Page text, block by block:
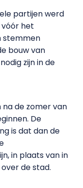
partijen werd
het
stemmen
bouw van
zijn in de
de zomer van
De
is dat dan de
in plaats van in
de stad.